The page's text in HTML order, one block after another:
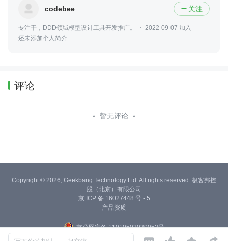
codebee  关注
专注于，DDD领域模型设计工具开发推广。
2022-09-07 加入
还未添加个人简介
评论
暂无评论
Copyright © 2026, Geekbang Technology Ltd. All rights reserved. 极客邦控
股（北京）有限公司
京 ICP 备 16027448 号 - 5
产品资质
京公网安备 11010502039052号